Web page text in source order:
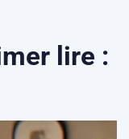
lire :